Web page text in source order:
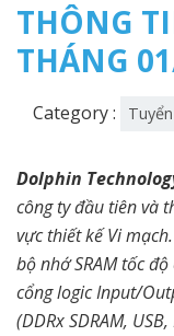
THÔNG
THÁNG
Category :
Dolphin
công ty đầu tiên và
vực thiết kế Vi
bộ nhớ SRAM tốc
cổng logic Input/
(DDRx SDRAM,